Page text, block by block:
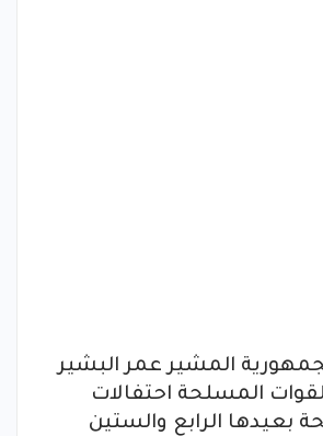
المشير عمر البشير
المسلحة احتفالات
بعيدها الرابع والستين